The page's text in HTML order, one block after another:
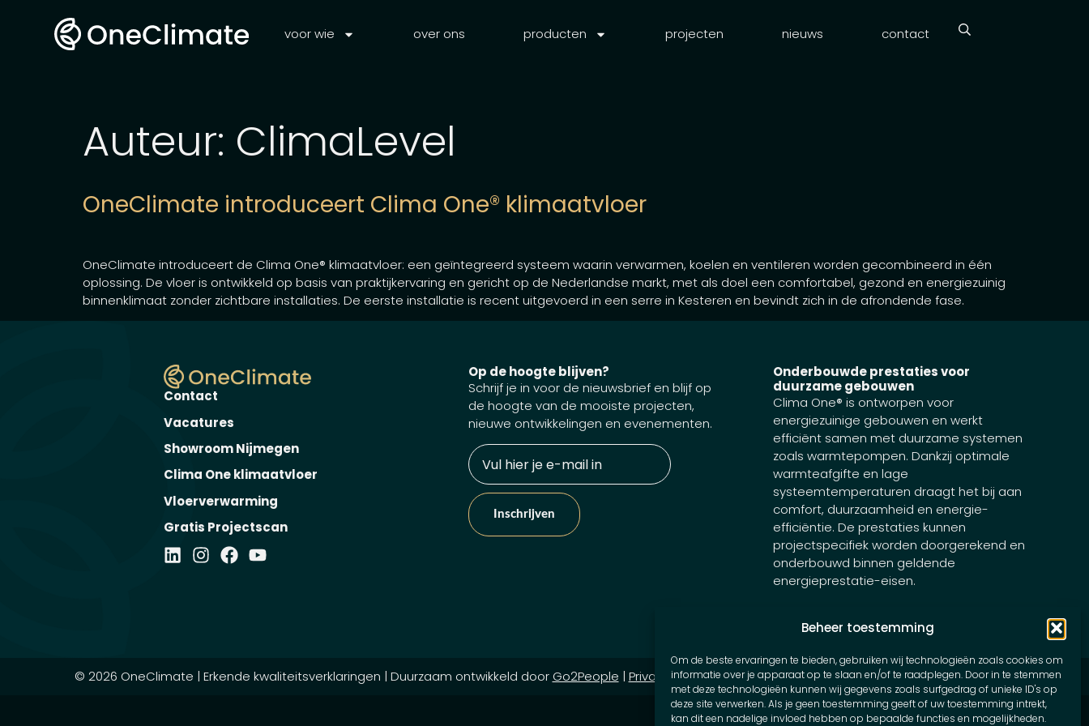
Beheer toestemming
Om de beste ervaringen te bieden, gebruiken wij technologieën zoals cookies om
informatie over je apparaat op te slaan en/of te raadplegen. Door in te stemmen
met deze technologieën kunnen wij gegevens zoals surfgedrag of unieke ID's op
deze site verwerken. Als je geen toestemming geeft of uw toestemming intrekt,
kan dit een nadelige invloed hebben op bepaalde functies en mogelijkheden.
voor wie over ons producten projecten nieuws contact
Auteur: ClimaLevel
OneClimate introduceert Clima One® klimaatvloer
OneClimate introduceert de Clima One® klimaatvloer: een geïntegreerd systeem waarin verwarmen, koelen en ventileren worden gecombineerd in één
oplossing. De vloer is ontwikkeld op basis van praktijkervaring en gericht op de Nederlandse markt, met als doel een comfortabel, gezond en energiezuinig
binnenklimaat zonder zichtbare installaties. De eerste installatie is recent uitgevoerd in een serre in Kesteren en bevindt zich in de afrondende fase.
Contact
Vacatures
Showroom Nijmegen
Clima One klimaatvloer
Vloerverwarming
Gratis Projectscan
Op de hoogte blijven?
Schrijf je in voor de nieuwsbrief en blijf op
de hoogte van de mooiste projecten,
nieuwe ontwikkelingen en evenementen.
E-
mailadres
Onderbouwde prestaties voor
duurzame gebouwen
Clima One® is ontworpen voor
energiezuinige gebouwen en werkt
efficiënt samen met duurzame systemen
zoals warmtepompen. Dankzij optimale
warmteafgifte en lage
systeemtemperaturen draagt het bij aan
comfort, duurzaamheid en energie-
efficiëntie. De prestaties kunnen
projectspecifiek worden doorgerekend en
onderbouwd binnen geldende
energieprestatie-eisen.
© 2026 OneClimate | Erkende kwaliteitsverklaringen | Duurzaam ontwikkeld door Go2People | Privacyverklaring|Disclaimer|Algemene voorwaarden|Sitemap